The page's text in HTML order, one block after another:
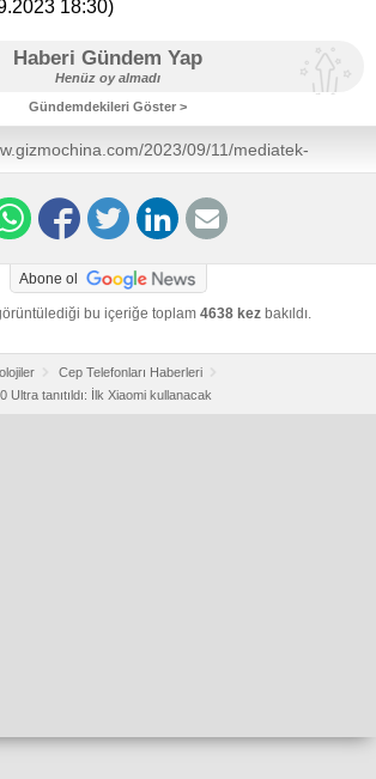
18:30)
Haberi Gündem Yap
Henüz oy almadı
Gündemdekileri Göster >
2023/09/11/mediatek-
ultra-octa-core-processor-based-on-
Abone ol
bu içeriğe toplam 4638 kez bakıldı.
Cep Telefonları Haberleri
Ultra tanıtıldı: İlk Xiaomi kullanacak